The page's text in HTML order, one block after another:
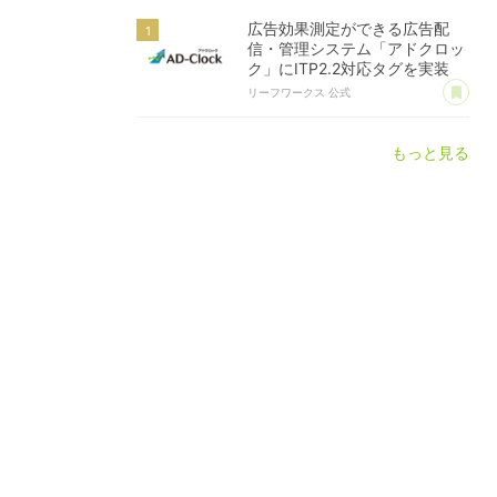
広告効果測定ができる広告配
信・管理システム「アドクロッ
ク」にITP2.2対応タグを実装
リーフワークス 公式 あ
もっと見る